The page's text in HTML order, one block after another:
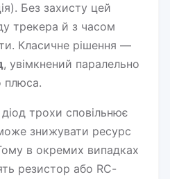
Без захисту цей
трекера й з часом
Класичне рішення —
, увімкнений паралельно
плюса.
трохи сповільнює
знижувати ресурс
в окремих випадках
резистор або RC-